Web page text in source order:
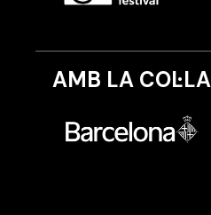
AMB LA